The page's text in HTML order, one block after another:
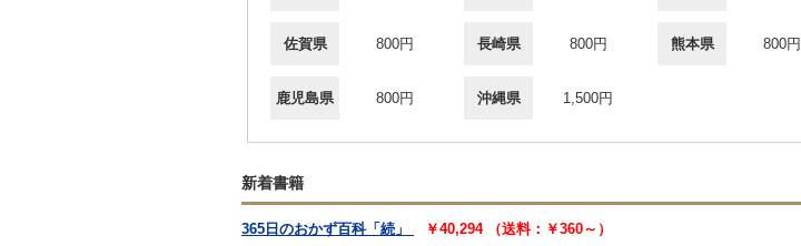
佐賀県 800円 長崎県 800円 熊本県 800円
鹿児島県 800円 沖縄県 1,500円
新着書籍
365日のおかず百科「続」
￥40,294 （送料：￥360～）